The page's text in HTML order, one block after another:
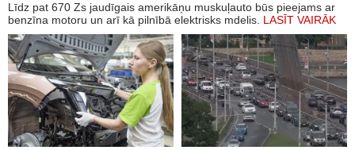
Līdz pat 670 Zs jaudīgais amerikāņu muskuļauto būs pieejams ar
benzīna motoru un arī kā pilnībā elektrisks mdelis. LASĪT VAIRĀK